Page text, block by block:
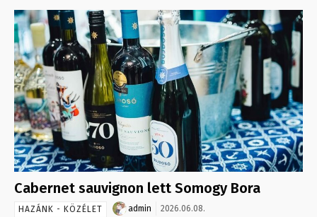
Cabernet sauvignon lett Somogy Bora
HAZÁNK - KÖZÉLET admin 2026.06.08.